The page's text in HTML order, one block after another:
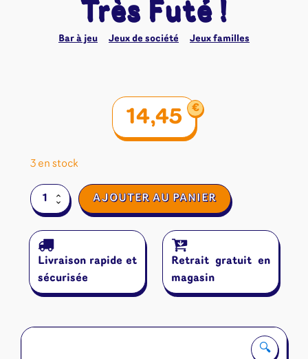
🔍
Très Futé !
Bar à jeu Jeux de société Jeux familles
14,45 €
3 en stock
quantité
de
Futé
AJOUTER AU PANIER
Livraison rapide et
sécurisée
Retrait gratuit en
magasin